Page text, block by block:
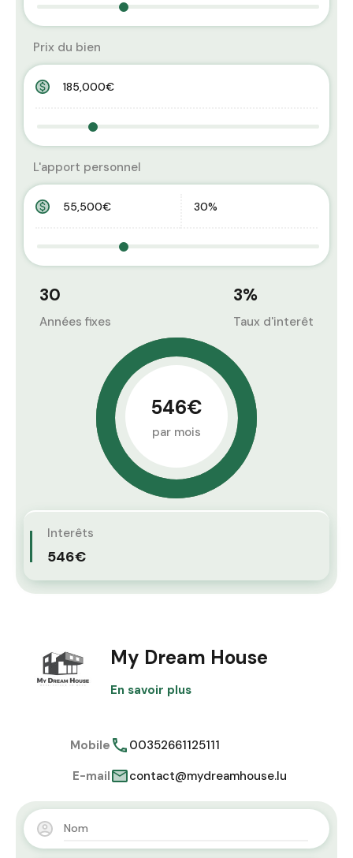
Prix du bien
L'apport personnel
30
Années fixes
3%
Taux d'interêt
546€
par mois
Interêts
546€
My Dream House
En savoir plus
Mobile
00352661125111
E-mail
contact@mydreamhouse.lu